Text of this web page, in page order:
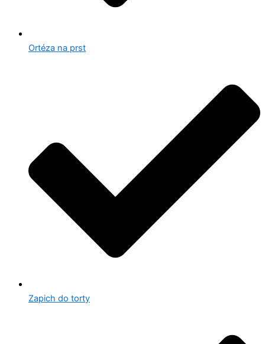
Ortéza na prst
Zapich do torty